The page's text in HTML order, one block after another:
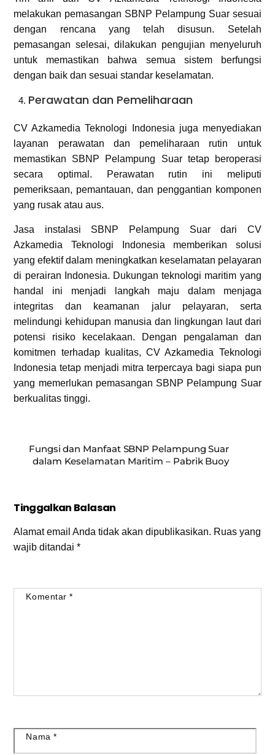
melakukan pemasangan SBNP Pelampung Suar sesuai
dengan rencana yang telah disusun. Setelah
pemasangan selesai, dilakukan pengujian menyeluruh
untuk memastikan bahwa semua sistem berfungsi
dengan baik dan sesuai standar keselamatan.
Perawatan dan Pemeliharaan
CV Azkamedia Teknologi Indonesia juga menyediakan
layanan perawatan dan pemeliharaan rutin untuk
memastikan SBNP Pelampung Suar tetap beroperasi
secara optimal. Perawatan rutin ini meliputi
pemeriksaan, pemantauan, dan penggantian komponen
yang rusak atau aus.
Jasa instalasi SBNP Pelampung Suar dari CV
Azkamedia Teknologi Indonesia memberikan solusi
yang efektif dalam meningkatkan keselamatan pelayaran
di perairan Indonesia. Dukungan teknologi maritim yang
handal ini menjadi langkah maju dalam menjaga
integritas dan keamanan jalur pelayaran, serta
melindungi kehidupan manusia dan lingkungan laut dari
potensi risiko kecelakaan. Dengan pengalaman dan
komitmen terhadap kualitas, CV Azkamedia Teknologi
Indonesia tetap menjadi mitra terpercaya bagi siapa pun
yang memerlukan pemasangan SBNP Pelampung Suar
berkualitas tinggi.
Fungsi dan Manfaat SBNP Pelampung Suar
dalam Keselamatan Maritim – Pabrik Buoy
Tinggalkan Balasan
Alamat email Anda tidak akan dipublikasikan. Ruas yang
wajib ditandai*
Komentar*
Nama*